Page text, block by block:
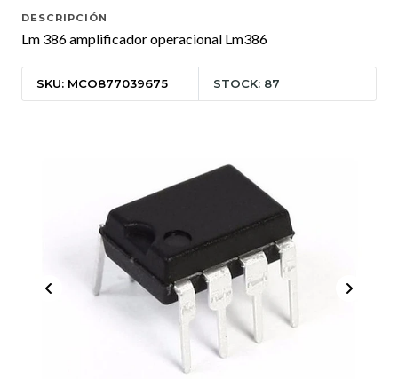
DESCRIPCIÓN
Lm 386 amplificador operacional Lm386
SKU: MCO877039675 STOCK: 87